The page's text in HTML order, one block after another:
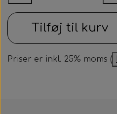
Om
Besøg af
Tilføj til kurv
Priser er inkl. 25% moms (